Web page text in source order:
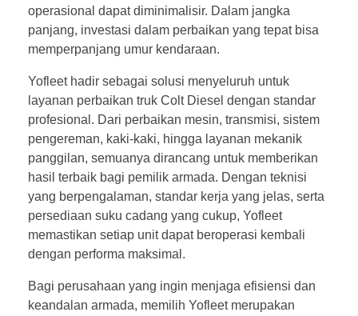
operasional dapat diminimalisir. Dalam jangka
panjang, investasi dalam perbaikan yang tepat bisa
memperpanjang umur kendaraan.
Yofleet hadir sebagai solusi menyeluruh untuk
layanan perbaikan truk Colt Diesel dengan standar
profesional. Dari perbaikan mesin, transmisi, sistem
pengereman, kaki-kaki, hingga layanan mekanik
panggilan, semuanya dirancang untuk memberikan
hasil terbaik bagi pemilik armada. Dengan teknisi
yang berpengalaman, standar kerja yang jelas, serta
persediaan suku cadang yang cukup, Yofleet
memastikan setiap unit dapat beroperasi kembali
dengan performa maksimal.
Bagi perusahaan yang ingin menjaga efisiensi dan
keandalan armada, memilih Yofleet merupakan